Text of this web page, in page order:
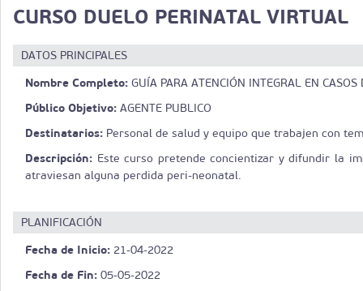
CURSO DUELO PERINATAL VIRTUAL
DATOS PRINCIPALES
Nombre Completo: GUÍA PARA ATENCIÓN INTEGRAL EN
Público Objetivo: AGENTE PUBLICO
Destinatarios: Personal de salud y equipo que trabajen con
Descripción: Este curso pretende concientizar y difundir la
atraviesan alguna perdida peri-neonatal.
PLANIFICACIÓN
Fecha de Inicio: 21-04-2022
Fecha de Fin: 05-05-2022